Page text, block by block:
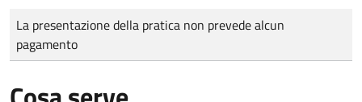
Tipo di pagamento
Importo
La presentazione della pratica non prevede alcun
pagamento